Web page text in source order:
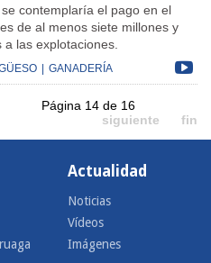
contemplaría el pago en el
de al menos siete millones y
las explotaciones.
GANADERÍA
Página 14 de 16
siguiente
fin
Actualidad
Noticias
Vídeos
Imágenes